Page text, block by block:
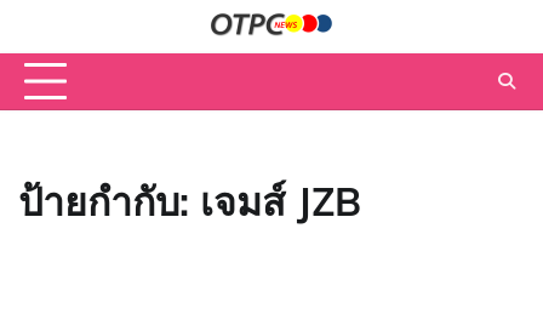
content
ป้ายกำกับ: เจมส์ JZB